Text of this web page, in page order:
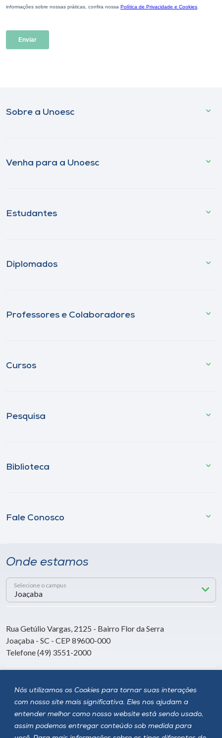
Nós utilizamos os Cookies para tornar suas interações
com nosso site mais significativa. Eles nos ajudam a
entender melhor como nosso website está sendo usado,
assim podemos entregar conteúdo sob medida para
Sobre a Unoesc
Venha para a Unoesc
Estudantes
Diplomados
Professores e Colaboradores
Cursos
Pesquisa
Biblioteca
Fale Conosco
Onde estamos
Selecione o campus
Rua Getúlio Vargas, 2125 - Bairro Flor da Serra
Joaçaba - SC - CEP 89600-000
Telefone (49) 3551-2000
Siga a Unoesc